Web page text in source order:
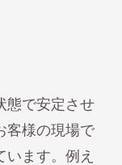
態で安定させ
客様の現場で
ます。例え